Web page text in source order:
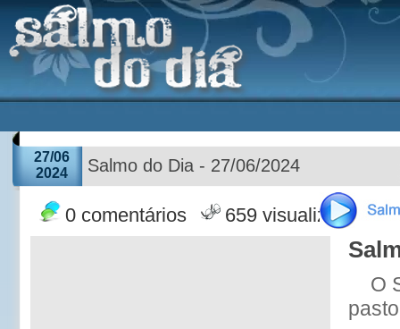
27/06
2024
Salmo do Dia - 27/06/2024
0 comentários 659 visualizações
O